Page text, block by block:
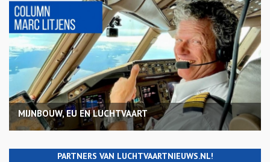
MIJNBOUW, EU EN LUCHTVAART
PARTNERS VAN LUCHTVAARTNIEUWS.NL!